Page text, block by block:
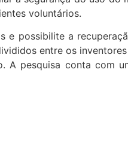
voluntários.
e possibilite a
entre os
pesquisa conta com